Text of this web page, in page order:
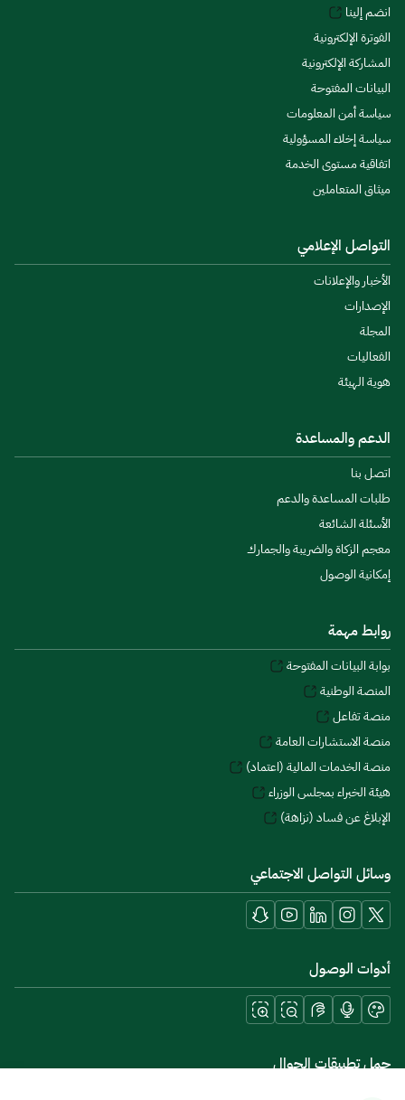
انضم إلينا
الفوترة الإلكترونية
المشاركة الإلكترونية
البيانات المفتوحة
سياسة أمن المعلومات
سياسة إخلاء المسؤولية
اتفاقية مستوى الخدمة
ميثاق المتعاملين
التواصل الإعلامي
الأخبار والإعلانات
الإصدارات
المجلة
الفعاليات
هوية الهيئة
الدعم والمساعدة
اتصل بنا
طلبات المساعدة والدعم
الأسئلة الشائعة
معجم الزكاة والضريبة والجمارك
إمكانية الوصول
روابط مهمة
بوابة البيانات المفتوحة
المنصة الوطنية
منصة تفاعل
منصة الاستشارات العامة
منصة الخدمات المالية (اعتماد)
هيئة الخبراء بمجلس الوزراء
الإبلاغ عن فساد (نزاهة)
وسائل التواصل الاجتماعي
أدوات الوصول
حمل تطبيقات الجوال